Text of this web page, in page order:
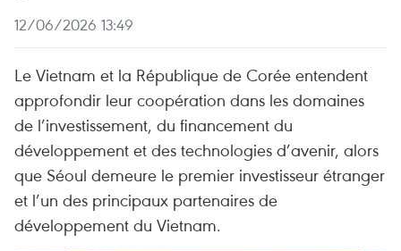
12/06/2026 13:49
Le Vietnam et la République de Corée entendent
approfondir leur coopération dans les domaines
de l’investissement, du financement du
développement et des technologies d’avenir, alors
que Séoul demeure le premier investisseur étranger
et l’un des principaux partenaires de
développement du Vietnam.